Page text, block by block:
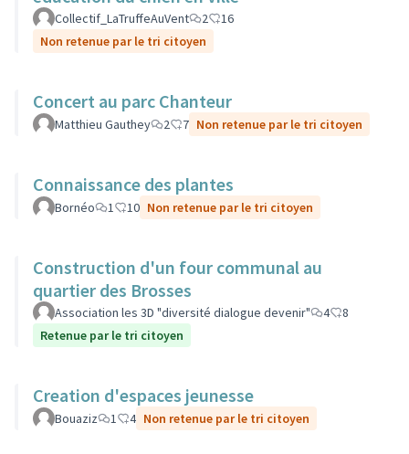
Collectif_LaTruffeAuVent 2
16
Non retenue par le tri citoyen
Concert au parc Chanteur
Matthieu Gauthey 2 7 Non retenue par le tri citoyen
Connaissance des plantes
Bornéo 1 10 Non retenue par le tri citoyen
Construction d'un four communal au
quartier des Brosses
Association les 3D "diversité dialogue devenir" 4
8
Retenue par le tri citoyen
Creation d'espaces jeunesse
Bouaziz 1 4 Non retenue par le tri citoyen